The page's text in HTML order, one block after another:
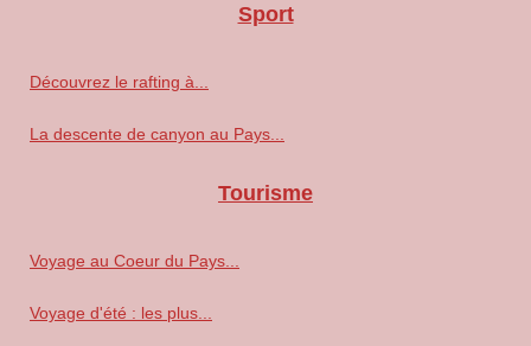
Sport
Découvrez le rafting à...
La descente de canyon au Pays...
Tourisme
Voyage au Coeur du Pays...
Voyage d'été : les plus...